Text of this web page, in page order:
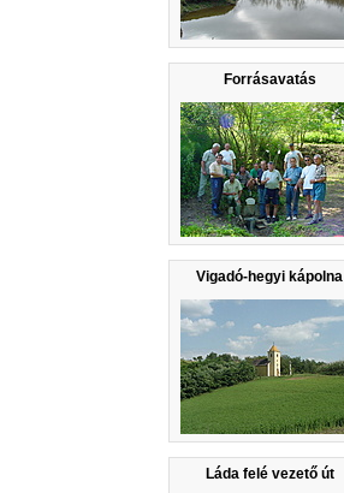
Forrásavatás
Vigadó-hegyi kápolna
Láda felé vezető út